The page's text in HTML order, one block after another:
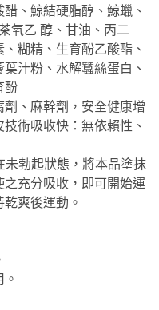
、鯨結硬脂醇、鯨蠟、
氧乙 醇、甘油、丙二
糊精、生育酚乙酸酯、
汁粉、水解蠶絲蛋白、
酚
、麻幹劑，安全健康增
技術吸收快：無依賴性、
未勃起狀態，將本品塗抹
之充分吸收，即可開始運
爽後運動。